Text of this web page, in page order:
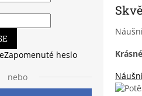
Zapomenuté heslo
nebo